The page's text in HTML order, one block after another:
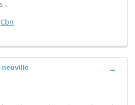
-
Cbn
neuville